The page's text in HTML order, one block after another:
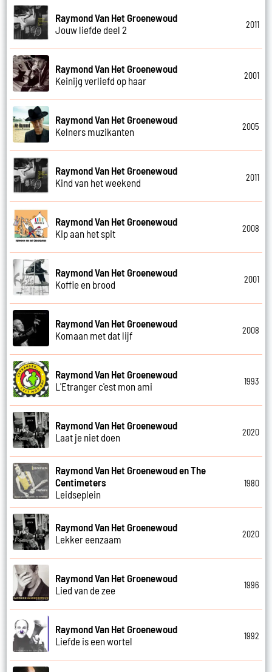
Raymond Van Het Groenewoud
Jouw liefde deel 2
2011
Raymond Van Het Groenewoud
Keinijg verliefd op haar
2001
Raymond Van Het Groenewoud
Kelners muzikanten
2005
Raymond Van Het Groenewoud
Kind van het weekend
2011
Raymond Van Het Groenewoud
Kip aan het spit
2008
Raymond Van Het Groenewoud
Koffie en brood
2001
Raymond Van Het Groenewoud
Komaan met dat lijf
2008
Raymond Van Het Groenewoud
L'Etranger c'est mon ami
1993
Raymond Van Het Groenewoud
Laat je niet doen
2020
Raymond Van Het Groenewoud en The
Centimeters
Leidseplein
1980
Raymond Van Het Groenewoud
Lekker eenzaam
2020
Raymond Van Het Groenewoud
Lied van de zee
1996
Raymond Van Het Groenewoud
Liefde is een wortel
1992